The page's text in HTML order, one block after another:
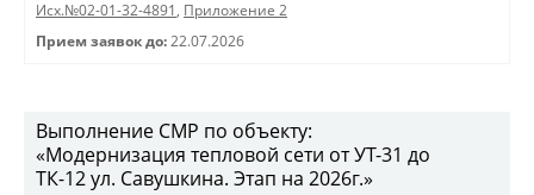
Исх.№02-01-32-4891 , Приложение 2
Прием заявок до: 22.07.2026
Выполнение СМР по объекту:
«Модернизация тепловой сети от УТ-31 до
ТК-12 ул. Савушкина. Этап на 2026г.»